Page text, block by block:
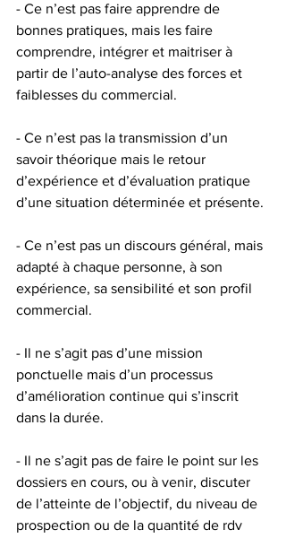
- Ce n’est pas faire apprendre de
bonnes pratiques, mais les faire
comprendre, intégrer et maitriser à
partir de l’auto-analyse des forces et
faiblesses du commercial.
- Ce n’est pas la transmission d’un
savoir théorique mais le retour
d’expérience et d’évaluation pratique
d’une situation déterminée et présente.
- Ce n’est pas un discours général, mais
adapté à chaque personne, à son
expérience, sa sensibilité et son profil
commercial.
- Il ne s’agit pas d’une mission
ponctuelle mais d’un processus
d’amélioration continue qui s’inscrit
dans la durée.
- Il ne s’agit pas de faire le point sur les
dossiers en cours, ou à venir, discuter
de l’atteinte de l’objectif, du niveau de
prospection ou de la quantité de rdv